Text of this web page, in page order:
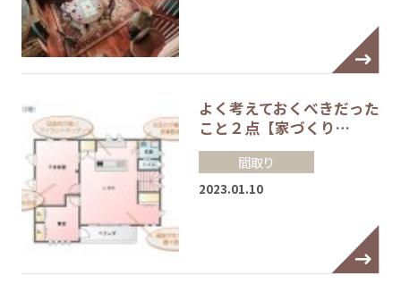
よく考えておくべきだった
こと２点【家づくり…
間取り
2023.01.10